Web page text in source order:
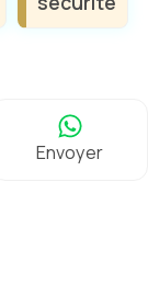
Envoyer